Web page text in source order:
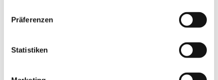
Präferenzen
Statistiken
Allgemeines *Pflichtfelder
Stellenart